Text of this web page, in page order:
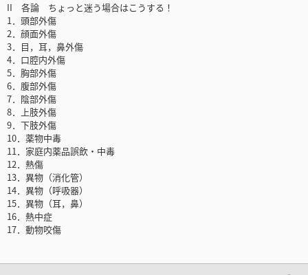
II 各論 ちょっと迷う場合はこうする！
1．頭部外傷
2．顔面外傷
3．目，耳，鼻外傷
4．口腔内外傷
5．胸部外傷
6．腹部外傷
7．陰部外傷
8．上肢外傷
9．下肢外傷
10．薬物中毒
11．家庭内薬品誤飲・中毒
12．熱傷
13．異物（消化管）
14．異物（呼吸器）
15．異物（耳，鼻）
16．熱中症
17．動物咬傷